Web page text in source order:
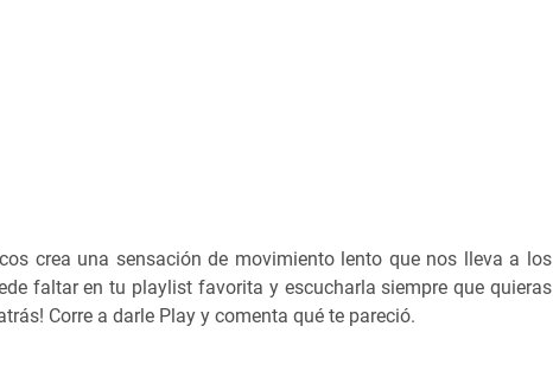
crea una sensación de movimiento lento que nos lleva a los
faltar en tu playlist favorita y escucharla siempre que quieras
Corre a darle Play y comenta qué te pareció.